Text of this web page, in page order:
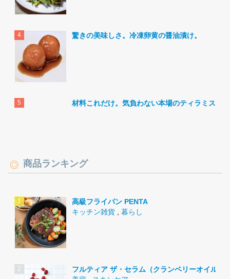
驚きの美味しさ。冷凍卵黄の醤油漬け。
材料これだけ。気負わない本場のティラミス。
商品ランキング
高級フライパン PENTA
キッチン雑貨 , 暮らし
フルティア ザ・セラム（クランベリーオイル）